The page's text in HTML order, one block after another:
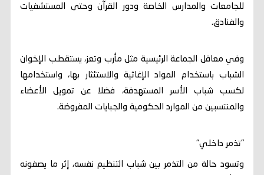
للجامعات والمدارس الخاصة ودور القرآن وحتى المستشفيات
والفنادق.
وفي معاقل الجماعة الرئيسية مثل مأرب وتعز، يستقطب الإخوان
الشباب باستخدام المواد الإغاثية والاستئثار بها، واستخدامها
لكسب شباب الأسر المستهدفة، فضلا عن تمويل الأعضاء
والمنتسبين من الموارد الحكومية والجبايات المفروضة.
"تذمر داخلي"
وتسود حالة من التذمر بين شباب التنظيم نفسه، إثر ما يصفونه